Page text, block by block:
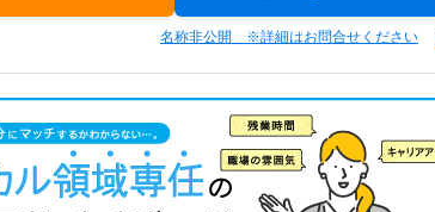
名称非公開 ※詳細はお問合せください